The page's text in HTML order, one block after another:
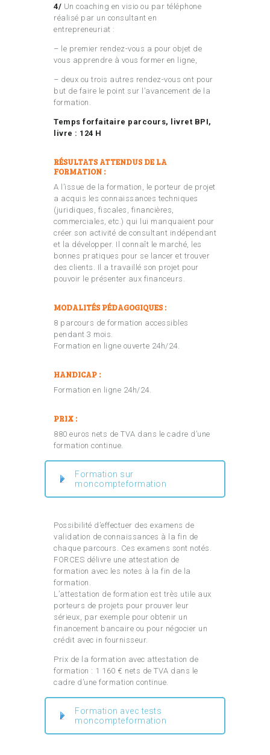
4/ Un coaching en visio ou par téléphone
réalisé par un consultant en
entrepreneuriat :
– le premier rendez-vous a pour objet de
vous apprendre à vous former en ligne,
– deux ou trois autres rendez-vous ont pour
but de faire le point sur l’avancement de la
formation.
Temps forfaitaire parcours, livret BPI,
livre : 124 H
RÉSULTATS ATTENDUS DE LA
FORMATION :
A l’issue de la formation, le porteur de projet
a acquis les connaissances techniques
(juridiques, fiscales, financières,
commerciales, etc.) qui lui manquaient pour
créer son activité de consultant indépendant
et la développer. Il connaît le marché, les
bonnes pratiques pour se lancer et trouver
des clients. Il a travaillé son projet pour
pouvoir le présenter aux financeurs.
MODALITÉS PÉDAGOGIQUES :
8 parcours de formation accessibles
pendant 3 mois.
Formation en ligne ouverte 24h/24.
HANDICAP :
Formation en ligne 24h/24.
PRIX :
880 euros nets de TVA dans le cadre d’une
formation continue.
Formation sur
moncompteformation
Possibilité d’effectuer des examens de
validation de connaissances à la fin de
chaque parcours. Ces examens sont notés.
FORCES délivre une attestation de
formation avec les notes à la fin de la
formation.
L’attestation de formation est très utile aux
porteurs de projets pour prouver leur
sérieux, par exemple pour obtenir un
financement bancaire ou pour négocier un
crédit avec in fournisseur.
Prix de la formation avec attestation de
formation : 1 160 € nets de TVA dans le
cadre d’une formation continue.
Formation avec tests
moncompteformation